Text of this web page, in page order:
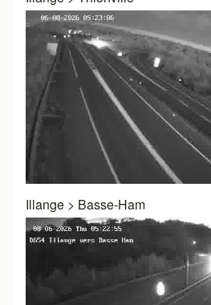
Illange > Basse-Ham